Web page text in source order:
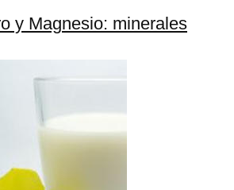
y Magnesio: minerales